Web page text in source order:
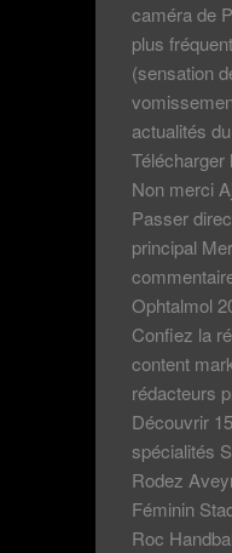
caméra de
plus
(sensation
actualités
Télécharger
Non merci
Passer
principal
Ophtalmol
Confiez la
content
rédacteurs
Découvrir
spécialités
Rodez
Féminin
Roc